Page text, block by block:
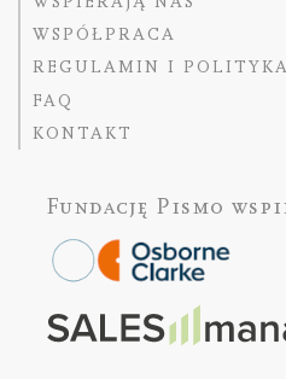
WSPÓŁPRACA
REGULAMIN I
FAQ
KONTAKT
Fundację Pismo